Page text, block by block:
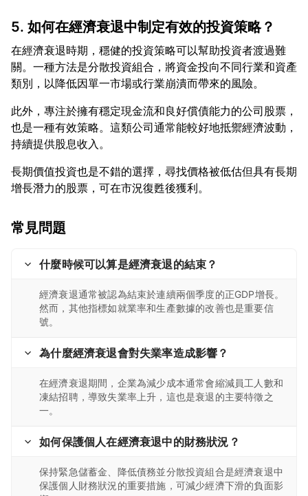
5. 如何在經濟衰退中制定有效的投資策略？
在經濟衰退時期，穩健的投資策略可以幫助投資者渡過難
關。一種方法是分散投資組合，將資金投向不同行業和資產
此外，專注於擁有穩定現金流和良好償債能力的公司股票，
也是一種有效策略。這類公司通常能較好地抵禦經濟波動，
長期價值投資也是不錯的選擇，尋找價格被低估但具有長期
常見問題
什麼時候可以算是經濟衰退的結束？
經濟衰退通常被認為結束於連續兩個季度的正GDP增長。
然而，其他指標如就業率和生產數據的改善也是重要信
號。
為什麼經濟衰退會對失業率造成影響？
在經濟衰退期間，企業為減少成本通常會縮減員工人數和
凍結招聘，導致失業率上升，這也是衰退的主要特徵之
一。
如何保護個人在經濟衰退中的財務狀況？
保持緊急儲蓄金、降低債務並分散投資組合是經濟衰退中
保護個人財務狀況的重要措施，可減少經濟下滑的負面影